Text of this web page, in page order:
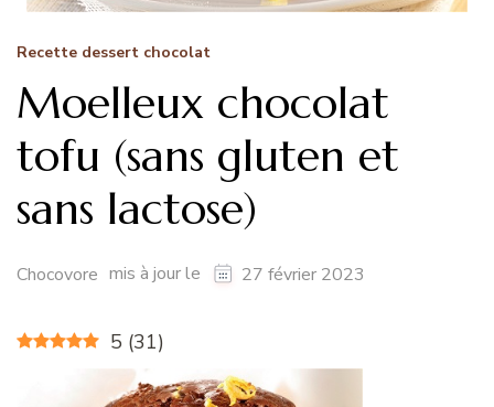
Recette dessert chocolat
Moelleux chocolat
tofu (sans gluten et
sans lactose)
Chocovore mis à jour le 27 février 2023
5 (31)